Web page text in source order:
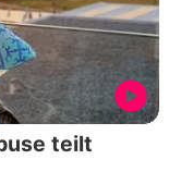
teilt